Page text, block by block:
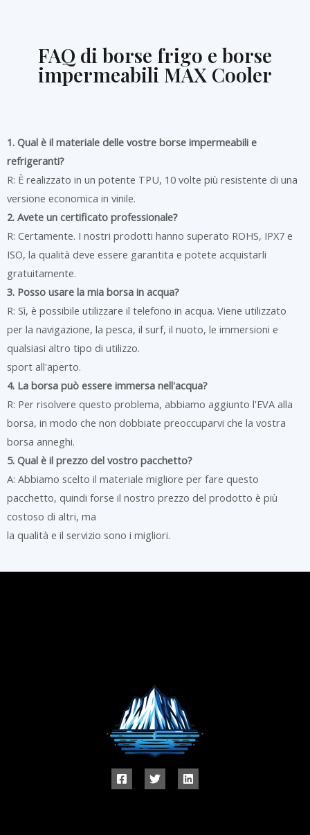
FAQ di borse frigo e borse
impermeabili MAX Cooler
1. Qual è il materiale delle vostre borse impermeabili e
refrigeranti?
R: È realizzato in un potente TPU, 10 volte più resistente di una
versione economica in vinile.
2. Avete un certificato professionale?
R: Certamente. I nostri prodotti hanno superato ROHS, IPX7 e
ISO, la qualità deve essere garantita e potete acquistarli
gratuitamente.
3. Posso usare la mia borsa in acqua?
R: Sì, è possibile utilizzare il telefono in acqua. Viene utilizzato
per la navigazione, la pesca, il surf, il nuoto, le immersioni e
qualsiasi altro tipo di utilizzo.
sport all'aperto.
4. La borsa può essere immersa nell'acqua?
R: Per risolvere questo problema, abbiamo aggiunto l'EVA alla
borsa, in modo che non dobbiate preoccuparvi che la vostra
borsa anneghi.
5. Qual è il prezzo del vostro pacchetto?
A: Abbiamo scelto il materiale migliore per fare questo
pacchetto, quindi forse il nostro prezzo del prodotto è più
costoso di altri, ma
la qualità e il servizio sono i migliori.